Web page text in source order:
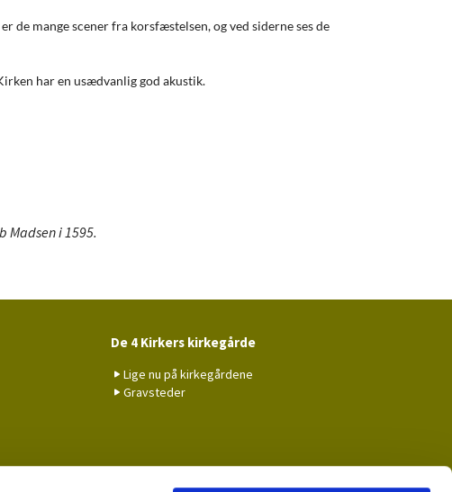
mange scener fra korsfæstelsen, og ved siderne ses de
har en usædvanlig god akustik.
Madsen i 1595.
De 4 Kirkers kirkegårde
Lige nu på kirkegårdene
Gravsteder